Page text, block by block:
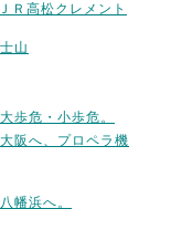
Ｒ高松クレメント
山
歩危・小歩危。
阪へ、プロペラ機
幡浜へ。